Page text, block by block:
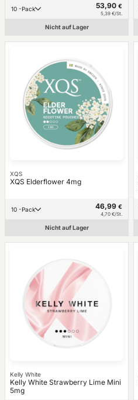
10 -Pack 53,90 €
5,39 €/St.
Nicht auf Lager
XQS
XQS Elderflower 4mg
10 -Pack 46,99 €
4,70 €/St.
Nicht auf Lager
Kelly White
Kelly White Strawberry Lime Mini
5mg